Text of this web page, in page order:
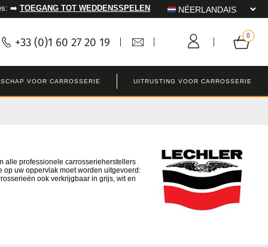
➡️ TOEGANG TOT WEDDENSSPELEN
+33 (0)1 60 27 20 19
VOOR CARROSSERIE UITRUSTING VOOR CARROSSERIE
alle professionele carrosserieherstellers
op uw oppervlak moet worden uitgevoerd:
ook verkrijgbaar in grijs, wit en